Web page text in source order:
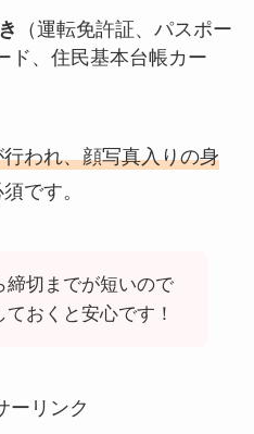
（運転免許証、パスポー
ド、住民基本台帳カー
われ、顔写真入りの身
です。
締切までが短いので
おくと安心です！
ーリンク